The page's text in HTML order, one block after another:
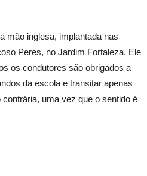
mão inglesa, implantada nas
Peres, no Jardim Fortaleza. Ele
os condutores são obrigados a
da escola e transitar apenas
uma vez que o sentido é